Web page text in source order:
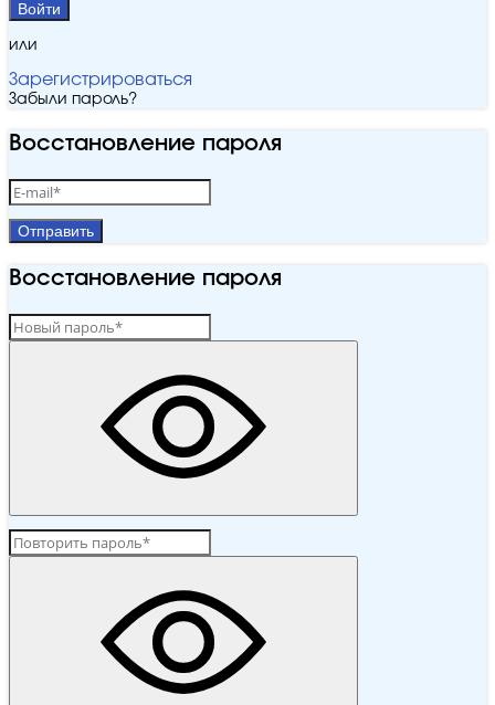
Войти
или
Зарегистрироваться
Забыли пароль?
Восстановление пароля
Отправить
Восстановление пароля